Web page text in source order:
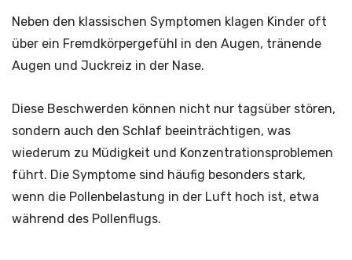
Neben den klassischen Symptomen klagen Kinder oft
über ein Fremdkörpergefühl in den Augen, tränende
Augen und Juckreiz in der Nase.
Diese Beschwerden können nicht nur tagsüber stören,
sondern auch den Schlaf beeinträchtigen, was
wiederum zu Müdigkeit und Konzentrationsproblemen
führt. Die Symptome sind häufig besonders stark,
wenn die Pollenbelastung in der Luft hoch ist, etwa
während des Pollenflugs.